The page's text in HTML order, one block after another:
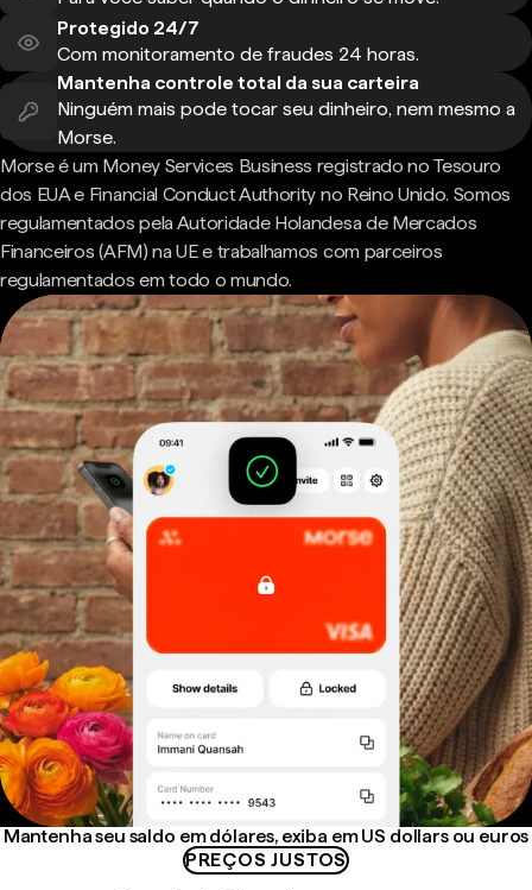
Protegido 24/7
Com monitoramento de fraudes 24 horas.
Mantenha controle total da sua carteira
Ninguém mais pode tocar seu dinheiro, nem mesmo a
Morse.
Morse é um Money Services Business registrado no Tesouro
dos EUA e Financial Conduct Authority no Reino Unido. Somos
regulamentados pela Autoridade Holandesa de Mercados
Financeiros (AFM) na UE e trabalhamos com parceiros
regulamentados em todo o mundo.
Mantenha seu saldo em dólares, exiba em US dollars ou euros
PREÇOS JUSTOS